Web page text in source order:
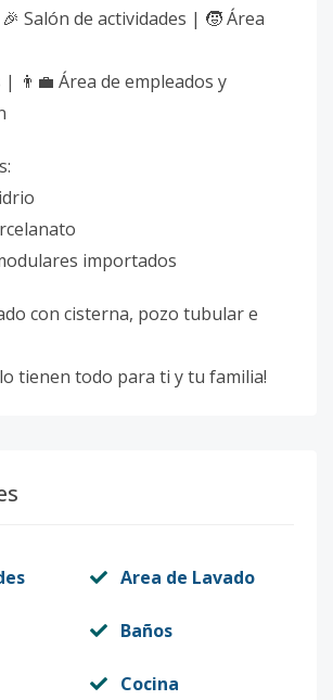
Salón de actividades | 🧒 Área
| 👨‍💼 Área de empleados y
importados
con cisterna, pozo tubular e
lo tienen todo para ti y tu familia!
Area de Lavado
Baños
Cocina